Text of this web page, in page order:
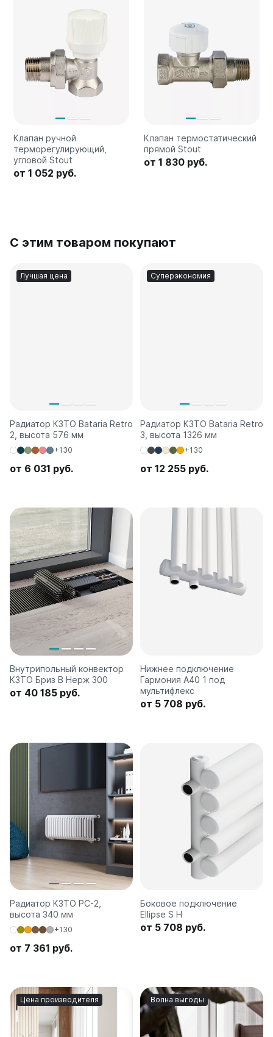
Клапан ручной
терморегулирующий,
угловой Stout
от 1 052 руб.
Клапан термостатический
прямой Stout
от 1 830 руб.
С этим товаром покупают
Лучшая цена
Радиатор КЗТО Bataria Retro
2, высота 576 мм
+130
от 6 031 руб.
Суперэкономия
Радиатор КЗТО Bataria Retro
3, высота 1326 мм
+130
от 12 255 руб.
Внутрипольный конвектор
КЗТО Бриз В Нерж 300
от 40 185 руб.
Нижнее подключение
Гармония А40 1 под
мультифлекс
от 5 708 руб.
Радиатор КЗТО РС-2,
высота 340 мм
+130
от 7 361 руб.
Боковое подключение
Ellipse S H
от 5 708 руб.
Цена производителя Волна выгоды